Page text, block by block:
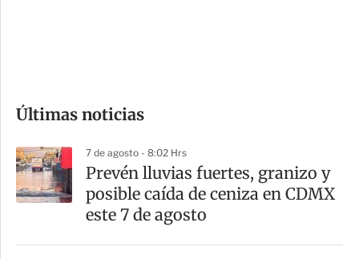
m
a
r
t
Últimas noticias
7 de agosto - 8:02 Hrs
Prevén lluvias fuertes, granizo y
posible caída de ceniza en CDMX
este 7 de agosto